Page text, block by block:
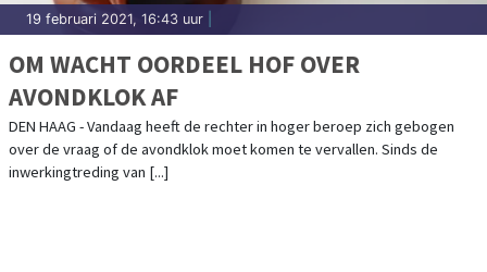
19 februari 2021, 16:43 uur
OM WACHT OORDEEL HOF OVER
AVONDKLOK AF
DEN HAAG - Vandaag heeft de rechter in hoger beroep zich gebogen
over de vraag of de avondklok moet komen te vervallen. Sinds de
inwerkingtreding van [...]